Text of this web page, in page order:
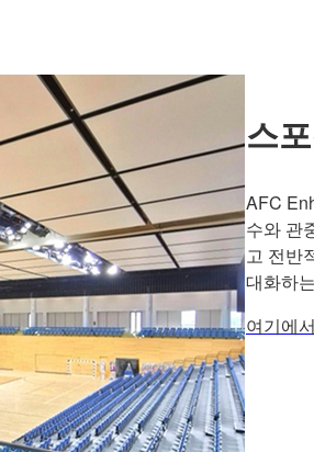
스
AFC
수와 관
고 전반
대화하
여기에